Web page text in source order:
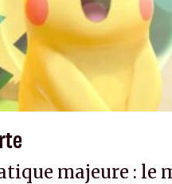
majeure : le